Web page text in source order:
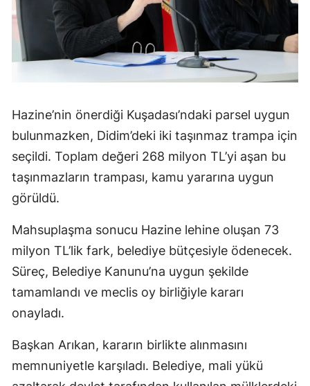
Hazine’nin önerdiği Kuşadası’ndaki parsel uygun
bulunmazken, Didim’deki iki taşınmaz trampa için
seçildi. Toplam değeri 268 milyon TL’yi aşan bu
taşınmazların trampası, kamu yararına uygun
görüldü.
Mahsuplaşma sonucu Hazine lehine oluşan 73
milyon TL’lik fark, belediye bütçesiyle ödenecek.
Süreç, Belediye Kanunu’na uygun şekilde
tamamlandı ve meclis oy birliğiyle kararı
onayladı.
Başkan Arıkan, kararın birlikte alınmasını
memnuniyetle karşıladı. Belediye, mali yükü